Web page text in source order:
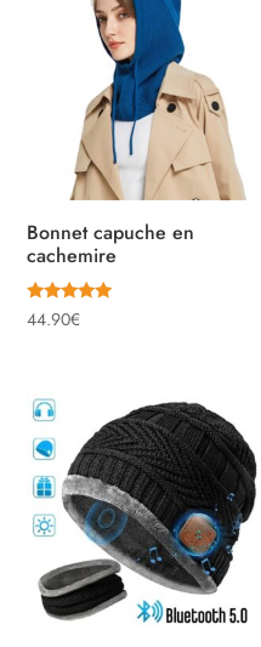
Bonnet capuche en
cachemire
Note
4.92
44.90€